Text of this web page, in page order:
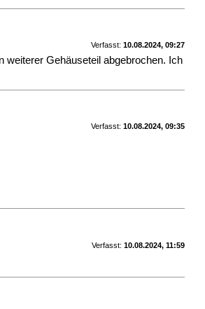
Verfasst: 10.08.2024, 09:27
weiterer Gehäuseteil abgebrochen. Ich
Verfasst: 10.08.2024, 09:35
Verfasst: 10.08.2024, 11:59